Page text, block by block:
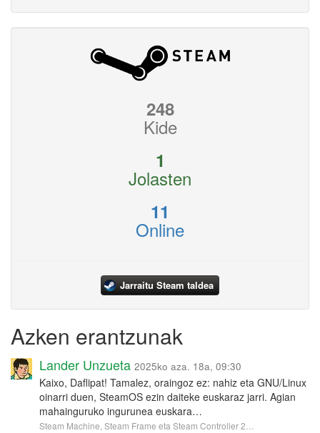
248
Kide
1
Jolasten
11
Online
Jarraitu Steam taldea
Azken erantzunak
Lander Unzueta 2025ko aza. 18a, 09:30
Kaixo, Daflipat! Tamalez, oraingoz ez: nahiz eta GNU/Linux
oinarri duen, SteamOS ezin daiteke euskaraz jarri. Agian
mahainguruko ingurunea euskara…
Steam Machine, Steam Frame eta Steam Controller 2…